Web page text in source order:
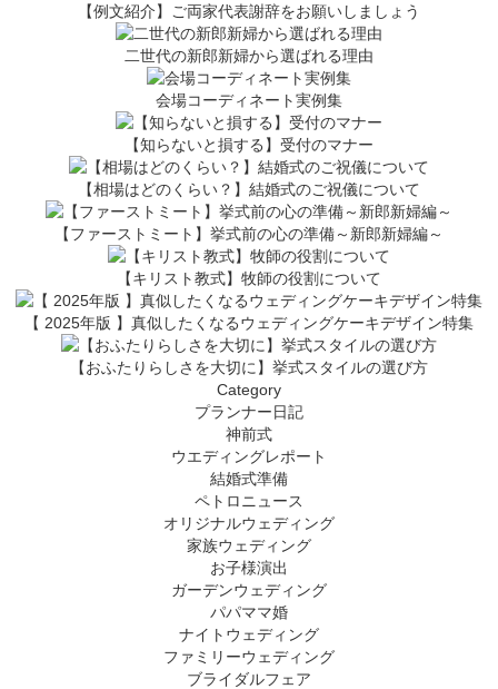
【例文紹介】ご両家代表謝辞をお願いしましょう
二世代の新郎新婦から選ばれる理由
会場コーディネート実例集
【知らないと損する】受付のマナー
【相場はどのくらい？】結婚式のご祝儀について
【ファーストミート】挙式前の心の準備～新郎新婦編～
【キリスト教式】牧師の役割について
【 2025年版 】真似したくなるウェディングケーキデザイン特集
【おふたりらしさを大切に】挙式スタイルの選び方
Category
プランナー日記
神前式
ウエディングレポート
結婚式準備
ペトロニュース
オリジナルウェディング
家族ウェディング
お子様演出
ガーデンウェディング
パパママ婚
ナイトウェディング
ファミリーウェディング
ブライダルフェア